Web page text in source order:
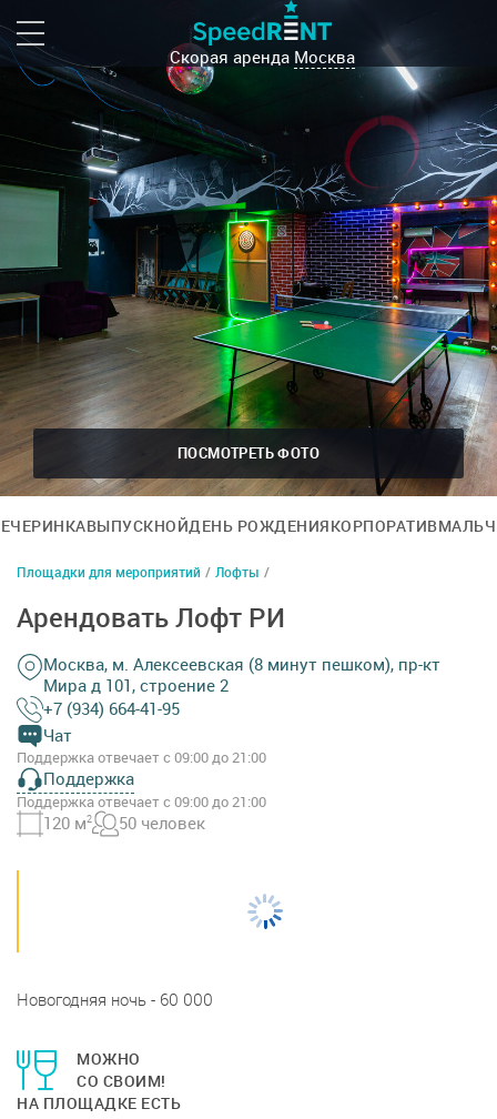
Скорая аренда Москва
ПОСМОТРЕТЬ ФОТО
ВЫПУСКНОЙДЕНЬ РОЖДЕНИЯКОРПОРАТИВ
Площадки для мероприятий / Лофты /
Арендовать Лофт РИ
Москва, м. Алексеевская (8 минут пешком), пр-кт
Мира д 101, строение 2
+7 (934) 664-41-95
Чат
Поддержка отвечает с 09:00 до 21:00
Поддержка
Поддержка отвечает с 09:00 до 21:00
120 м2 50 человек
Новогодняя ночь - 60 000
МОЖНО
СО СВОИМ!
НА ПЛОЩАДКЕ ЕСТЬ